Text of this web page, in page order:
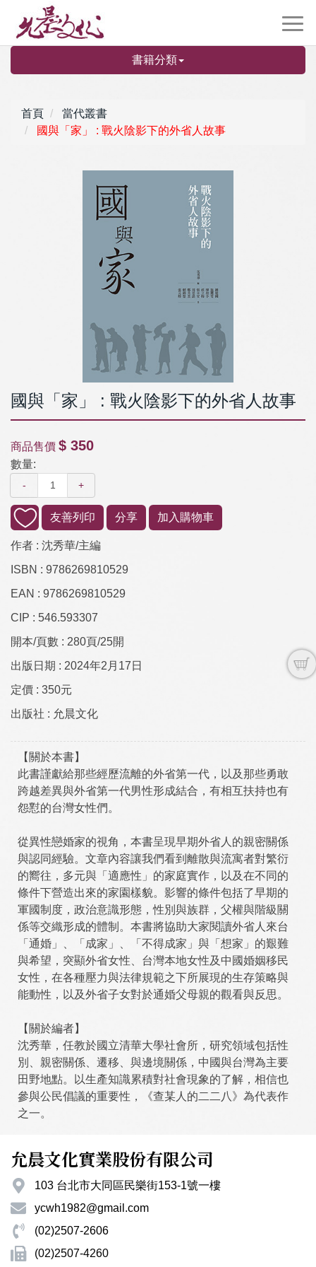
書籍分類
首頁
當代叢書
國與「家」 : 戰火陰影下的外省人故事
國與「家」 : 戰火陰影下的外省人故事
商品售價 $ 350
數量:
- +
友善列印 分享 加入購物車
作者 : 沈秀華/主編
ISBN : 9786269810529
EAN : 9786269810529
CIP : 546.593307
開本/頁數 : 280頁/25開
出版日期 : 2024年2月17日
定價 : 350元
出版社 : 允晨文化
【關於本書】
此書謹獻給那些經歷流離的外省第一代，以及那些勇敢
跨越差異與外省第一代男性形成結合，有相互扶持也有
怨懟的台灣女性們。
從異性戀婚家的視角，本書呈現早期外省人的親密關係
與認同經驗。文章內容讓我們看到離散與流寓者對繁衍
的嚮往，多元與「適應性」的家庭實作，以及在不同的
條件下營造出來的家園樣貌。影響的條件包括了早期的
軍國制度，政治意識形態，性別與族群，父權與階級關
係等交織形成的體制。本書將協助大家閱讀外省人來台
「通婚」、「成家」、「不得成家」與「想家」的艱難
與希望，突顯外省女性、台灣本地女性及中國婚姻移民
女性，在各種壓力與法律規範之下所展現的生存策略與
能動性，以及外省子女對於通婚父母親的觀看與反思。
【關於編者】
沈秀華，任教於國立清華大學社會所，研究領域包括性
別、親密關係、遷移、與邊境關係，中國與台灣為主要
田野地點。以生產知識累積對社會現象的了解，相信也
參與公民倡議的重要性，《查某人的二二八》為代表作
之一。
允晨文化實業股份有限公司
103 台北市大同區民樂街153-1號一樓
ycwh1982@gmail.com
(02)2507-2606
(02)2507-4260